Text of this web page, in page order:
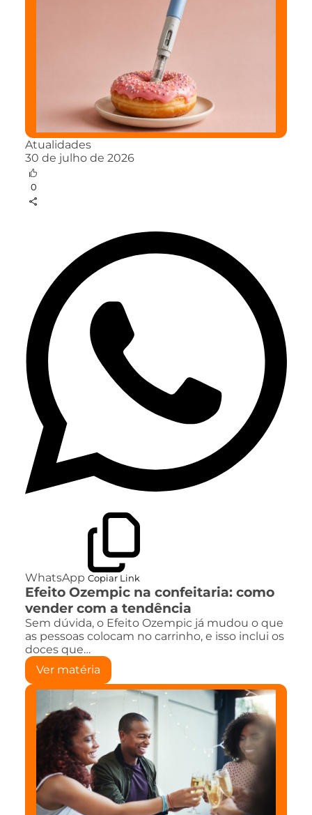
Atualidades
30 de julho de 2026
0
WhatsApp Copiar Link
Efeito Ozempic na confeitaria: como
vender com a tendência
Sem dúvida, o Efeito Ozempic já mudou o que
as pessoas colocam no carrinho, e isso inclui os
doces que…
Ver matéria